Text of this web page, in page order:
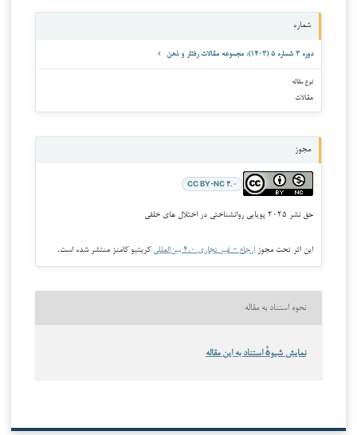
شماره
دوره ۳ شماره ۵ (۱۴۰۳): مجموعه مقالات رفتار و ذهن
نوع مقاله
مقالات
مجوز
CC BY-NC ۴.۰
حق نشر ۲۰۲۵ پویایی روانشناختی در اختلال های خلقی
این اثر تحت مجوز ارجاع - غیر تجاری ۴.۰ بین‌المللی کریتیو کامنز منتشر شده است.
نحوه استناد به مقاله
نمایش شیوهٔ استناد به این مقاله